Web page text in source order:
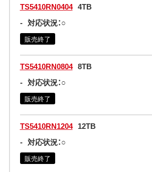
TS5410RN0404 4TB
- 対応状況：○
販売終了
TS5410RN0804 8TB
- 対応状況：○
販売終了
TS5410RN1204 12TB
- 対応状況：○
販売終了